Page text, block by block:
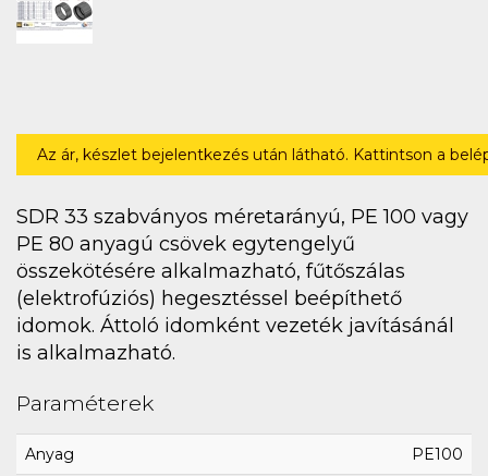
Az ár, készlet bejelentkezés után látható. Kattintson a
SDR 33 szabványos méretarányú, PE 100 vagy
PE 80 anyagú csövek egytengelyű
összekötésére alkalmazható, fűtőszálas
(elektrofúziós) hegesztéssel beépíthető
idomok. Áttoló idomként vezeték javításánál
is alkalmazható.
Paraméterek
Anyag PE100